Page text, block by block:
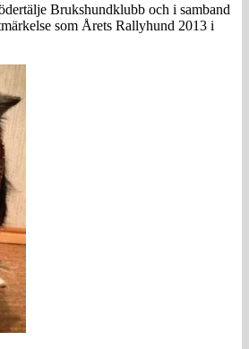
Brukshundklubb och i samband
som Årets Rallyhund 2013 i